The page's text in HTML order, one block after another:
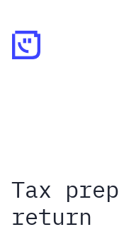
Tax
return